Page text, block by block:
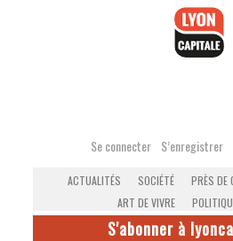
Se connecter S’enregistrer
ACTUALITÉS SOCIÉTÉ PRÈS DE
ART DE VIVRE
S'abonner à